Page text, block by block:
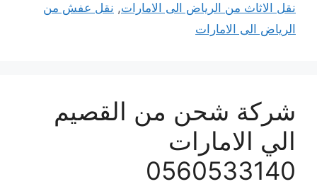
نقل الاثاث من الرياض الى الامارات, نقل عفش من
الرياض الى الامارات
شركة شحن من القصيم
الي الامارات
0560533140